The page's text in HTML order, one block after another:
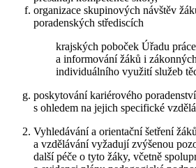
organizace skupinových návštěv
poradenských střediscích
krajských poboček Úřadu
a informování žáků i
individuálního využití služeb
poskytování kariérového
s ohledem na jejich specifické
Vyhledávání a orientační šetření
a vzdělávání vyžadují zvýšenou
další péče o tyto žáky, včetně